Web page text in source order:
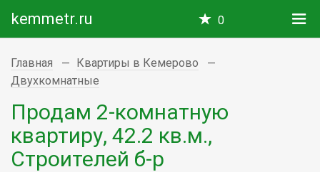
kemmetr.ru 0
Главная
Квартиры в Кемерово
Двухкомнатные
Продам 2-комнатную
квартиру, 42.2 кв.м.,
Строителей б-р